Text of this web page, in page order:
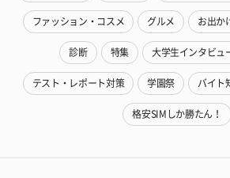
ファッション・コスメ グルメ お出か
診断 特集 大学生インタビュ
テスト・レポート対策 学園祭 バイト
格安SIMしか勝たん！